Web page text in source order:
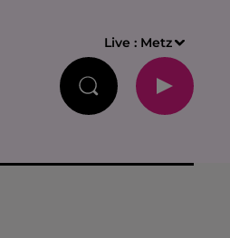
Live : Metz